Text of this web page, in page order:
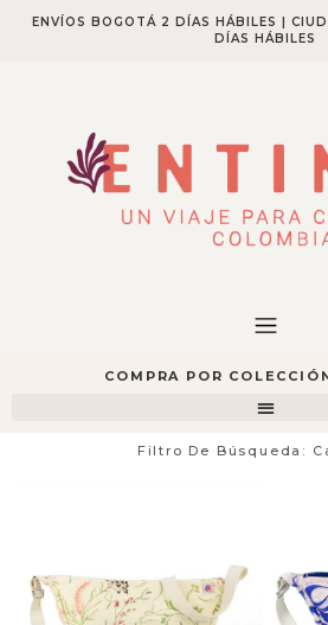
ENVÍOS BOGOTÁ 2 DÍAS HÁBILES |
DÍAS HÁBILES​
COMPRA POR
Filtro De Búsqueda: